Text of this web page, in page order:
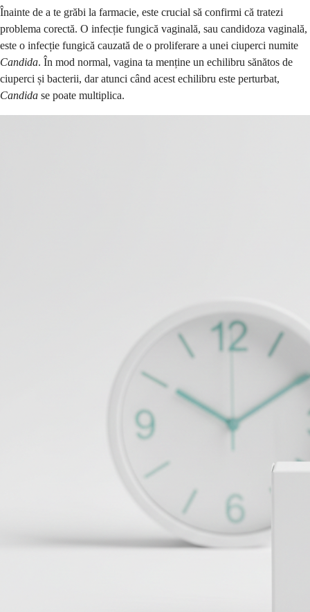
Înainte de a te grăbi la farmacie, este crucial să confirmi că tratezi
problema corectă. O infecție fungică vaginală, sau candidoza vaginală,
este o infecție fungică cauzată de o proliferare a unei ciuperci numite
Candida. În mod normal, vagina ta menține un echilibru sănătos de
ciuperci și bacterii, dar atunci când acest echilibru este perturbat,
Candida se poate multiplica.